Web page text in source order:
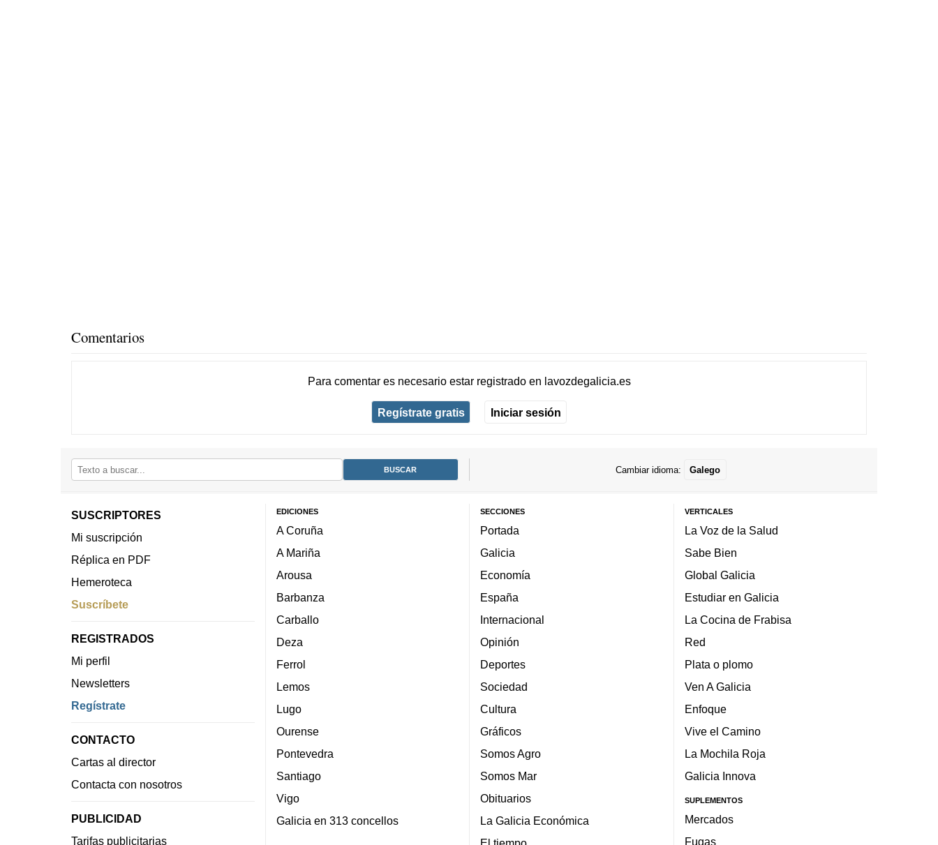
Comentarios
Para comentar es necesario estar registradoen lavozdegalicia.es
Regístrate gratis Iniciar sesión
Cambiar idioma: Galego
SUSCRIPTORES
Mi suscripción
Réplica en PDF
Hemeroteca
Suscríbete
REGISTRADOS
Mi perfil
Newsletters
Regístrate
CONTACTO
Cartas al director
Contacta con nosotros
PUBLICIDAD
Tarifas publicitarias
EDICIONES
A Coruña
A Mariña
Arousa
Barbanza
Carballo
Deza
Ferrol
Lemos
Lugo
Ourense
Pontevedra
Santiago
Vigo
Galicia en 313 concellos
SECCIONES
Portada
Galicia
Economía
España
Internacional
Opinión
Deportes
Sociedad
Cultura
Gráficos
Somos Agro
Somos Mar
Obituarios
La Galicia Económica
VERTICALES
La Voz de la Salud
Sabe Bien
Global Galicia
Estudiar en Galicia
La Cocina de Frabisa
Red
Plata o plomo
Ven A Galicia
Enfoque
Vive el Camino
La Mochila Roja
Galicia Innova
SUPLEMENTOS
Mercados
Fugas